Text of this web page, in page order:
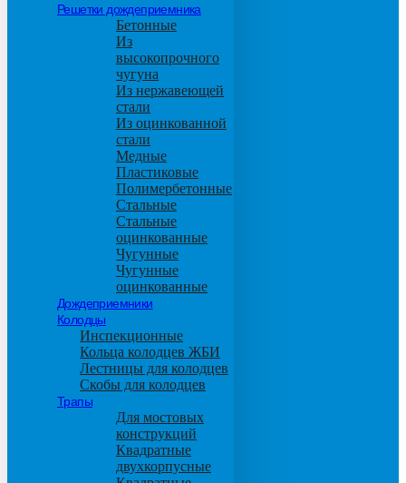
Решетки дождеприемника
Бетонные
Из
высокопрочного
чугуна
Из нержавеющей
стали
Из оцинкованной
стали
Медные
Пластиковые
Полимербетонные
Стальные
Стальные
оцинкованные
Чугунные
Чугунные
оцинкованные
Дождеприемники
Колодцы
Инспекционные
Кольца колодцев ЖБИ
Лестницы для колодцев
Скобы для колодцев
Трапы
Для мостовых
конструкций
Квадратные
двухкорпусные